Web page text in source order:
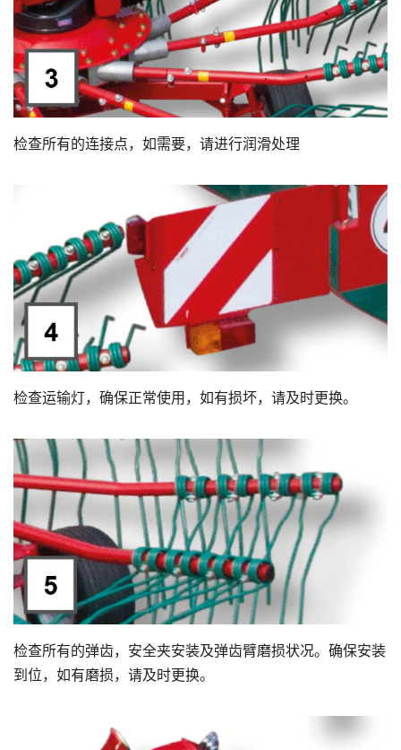
检查所有的连接点，如需要，请进行润滑处理
检查运输灯，确保正常使用，如有损坏，请及时更换。
检查所有的弹齿，安全夹安装及弹齿臂磨损状况。确保安装
到位，如有磨损，请及时更换。